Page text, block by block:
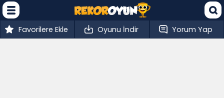
Favorilere Ekle Oyunu İndir Yorum Yap